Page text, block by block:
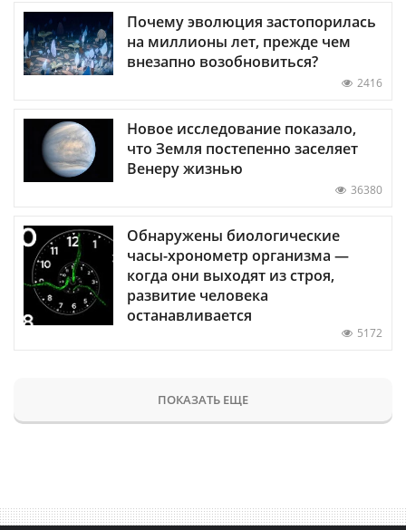
Почему эволюция застопорилась
на миллионы лет, прежде чем
внезапно возобновиться?
2416
Новое исследование показало,
что Земля постепенно заселяет
Венеру жизнью
36380
Обнаружены биологические
часы-хронометр организма —
когда они выходят из строя,
развитие человека
останавливается
5172
ПОКАЗАТЬ ЕЩЕ